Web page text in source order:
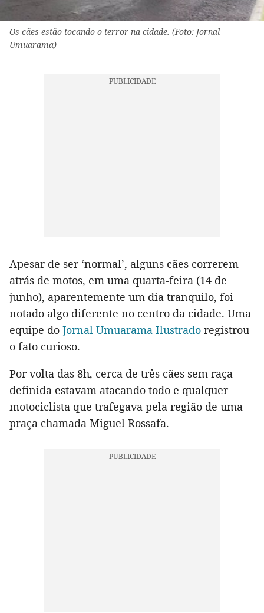
Os cães estão tocando o terror na cidade. (Foto: Jornal
Umuarama)
Apesar de ser ‘normal’, alguns cães correrem
atrás de motos, em uma quarta-feira (14 de
junho), aparentemente um dia tranquilo, foi
notado algo diferente no centro da cidade. Uma
equipe do Jornal Umuarama Ilustrado registrou
o fato curioso.
Por volta das 8h, cerca de três cães sem raça
definida estavam atacando todo e qualquer
motociclista que trafegava pela região de uma
praça chamada Miguel Rossafa.